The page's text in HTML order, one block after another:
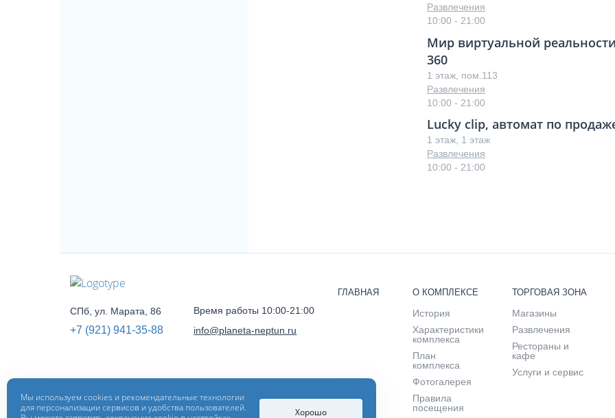
Развлечения
10:00 - 21:00
Мир виртуальной
360
1 этаж, пом.113
Развлечения
10:00 - 21:00
Lucky clip, автомат по
1 этаж, 1 этаж
Развлечения
10:00 - 21:00
СПб, ул. Марата, 86
+7 (921) 941-35-88
Время работы 10:00-21:00
info@planeta-neptun.ru
ГЛАВНАЯ О КОМПЛЕКСЕ
История
Характеристики
комплекса
План
комплекса
Фотогалерея
Правила
посещения
ТОРГОВАЯ ЗОНА
Магазины
Развлечения
Рестораны и
кафе
Услуги и сервис
Мы используем cookies и рекомендательные технологии
для персонализации сервисов и удобства пользователей.
Хорошо